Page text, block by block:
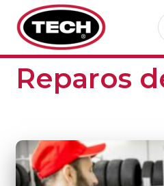
Reparos